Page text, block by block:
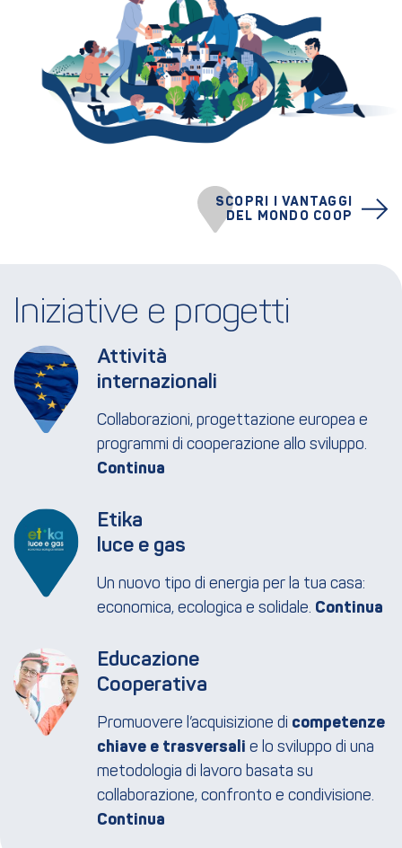
SCOPRI I VANTAGGI
DEL MONDO COOP
Iniziative e progetti
Attività
internazionali
Collaborazioni, progettazione europea e
programmi di cooperazione allo sviluppo.
Etika
luce e gas
Un nuovo tipo di energia per la tua casa:
economica, ecologica e solidale.
Educazione
Cooperativa
Promuovere l’acquisizione di competenze
chiave e trasversali e lo sviluppo di una
metodologia di lavoro basata su
collaborazione, confronto e condivisione.